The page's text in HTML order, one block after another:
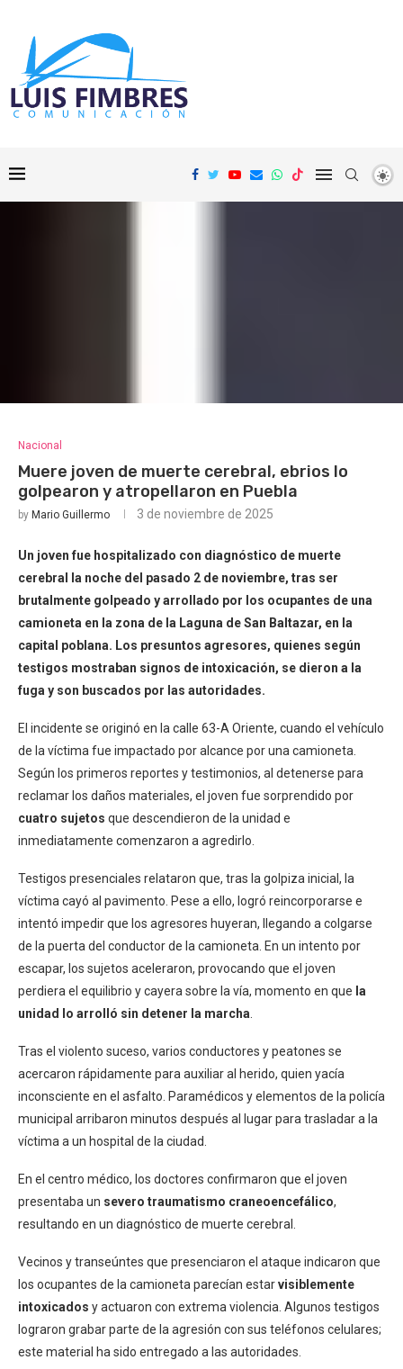
Nacional
Muere joven de muerte cerebral, ebrios lo
golpearon y atropellaron en Puebla
by Mario Guillermo 3 de noviembre de 2025
Un joven fue hospitalizado con diagnóstico de muerte
cerebral la noche del pasado 2 de noviembre, tras ser
brutalmente golpeado y arrollado por los ocupantes de una
camioneta en la zona de la Laguna de San Baltazar, en la
capital poblana. Los presuntos agresores, quienes según
testigos mostraban signos de intoxicación, se dieron a la
fuga y son buscados por las autoridades.
El incidente se originó en la calle 63-A Oriente, cuando el vehículo
de la víctima fue impactado por alcance por una camioneta.
Según los primeros reportes y testimonios, al detenerse para
reclamar los daños materiales, el joven fue sorprendido por
cuatro sujetos que descendieron de la unidad e
inmediatamente comenzaron a agredirlo.
Testigos presenciales relataron que, tras la golpiza inicial, la
víctima cayó al pavimento. Pese a ello, logró reincorporarse e
intentó impedir que los agresores huyeran, llegando a colgarse
de la puerta del conductor de la camioneta. En un intento por
escapar, los sujetos aceleraron, provocando que el joven
perdiera el equilibrio y cayera sobre la vía, momento en que la
unidad lo arrolló sin detener la marcha.
Tras el violento suceso, varios conductores y peatones se
acercaron rápidamente para auxiliar al herido, quien yacía
inconsciente en el asfalto. Paramédicos y elementos de la policía
municipal arribaron minutos después al lugar para trasladar a la
víctima a un hospital de la ciudad.
En el centro médico, los doctores confirmaron que el joven
presentaba un severo traumatismo craneoencefálico,
resultando en un diagnóstico de muerte cerebral.
Vecinos y transeúntes que presenciaron el ataque indicaron que
los ocupantes de la camioneta parecían estarvisiblemente
intoxicados y actuaron con extrema violencia. Algunos testigos
lograron grabar parte de la agresión con sus teléfonos celulares;
este material ha sido entregado a las autoridades.